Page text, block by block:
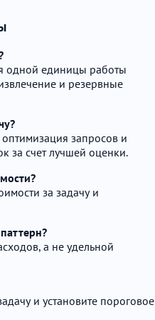
одной единицы работы
и резервные
запросов и
за счет лучшей оценки.
за задачу и
а не удельной
и установите пороговое